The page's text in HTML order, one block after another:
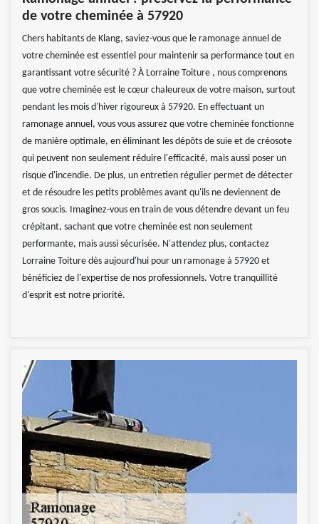
de votre cheminée à 57920
Chers habitants de Klang, saviez-vous que le ramonage annuel de
votre cheminée est essentiel pour maintenir sa performance tout en
garantissant votre sécurité ? À Lorraine Toiture , nous comprenons
que votre cheminée est le cœur chaleureux de votre maison, surtout
pendant les mois d'hiver rigoureux à 57920. En effectuant un
ramonage annuel, vous vous assurez que votre cheminée fonctionne
de manière optimale, en éliminant les dépôts de suie et de créosote
qui peuvent non seulement réduire l'efficacité, mais aussi poser un
risque d'incendie. De plus, un entretien régulier permet de détecter
et de résoudre les petits problèmes avant qu'ils ne deviennent de
gros soucis. Imaginez-vous en train de vous détendre devant un feu
crépitant, sachant que votre cheminée est non seulement
performante, mais aussi sécurisée. N'attendez plus, contactez
Lorraine Toiture dès aujourd'hui pour un ramonage à 57920 et
bénéficiez de l'expertise de nos professionnels. Votre tranquillité
d'esprit est notre priorité.